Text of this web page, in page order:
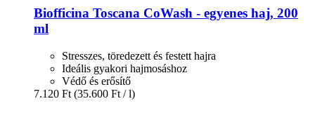
Biofficina Toscana CoWash -​ egyenes haj, 200
ml
Stresszes, töredezett és festett hajra
Ideális gyakori hajmosáshoz
Védő és erősítő
7.120 Ft (35.600 Ft / l)